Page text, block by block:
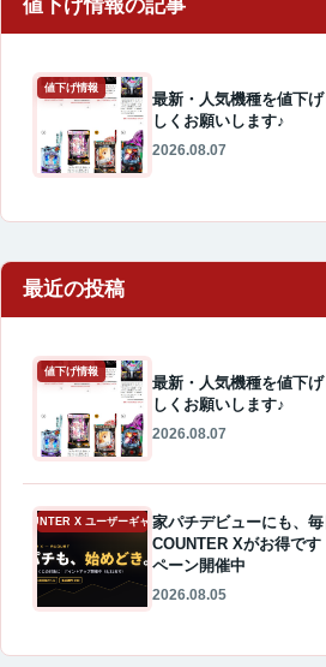
値下げ情報
最新・人気機種を値下
しくお願いします♪
2026.08.07
最近の投稿
値下げ情報
最新・人気機種を値下
しくお願いします♪
2026.08.07
A-COUNTER X ユーザーギャラリー家パチデビューにも、
COUNTER Xがお得で
ペーン開催中
2026.08.05